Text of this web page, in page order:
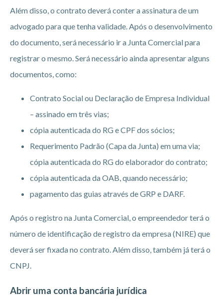
Além disso, o contrato deverá conter a assinatura de um
advogado para que tenha validade. Após o desenvolvimento
do documento, será necessário ir a Junta Comercial para
registrar o mesmo. Será necessário ainda apresentar alguns
documentos, como:
Contrato Social ou Declaração de Empresa Individual
– assinado em três vias;
cópia autenticada do RG e CPF dos sócios;
Requerimento Padrão (Capa da Junta) em uma via;
cópia autenticada do RG do elaborador do contrato;
cópia autenticada da OAB, quando necessário;
pagamento das guias através de GRP e DARF.
Após o registro na Junta Comercial, o empreendedor terá o
número de identificação de registro da empresa (NIRE) que
deverá ser fixada no contrato. Além disso, também já terá o
CNPJ.
Abrir uma conta bancária jurídica